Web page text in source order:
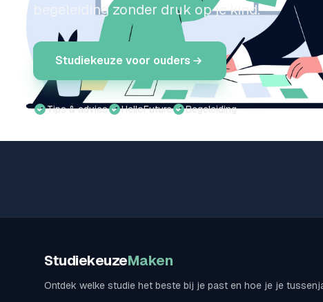
begeleiding zonder druk op je kind.
Studiekeuze voor ouders
Tips & advies HelloFuture Begeleiding
StudiekeuzeMaken
Ontdek welke studie het beste bij je past en hoe je je